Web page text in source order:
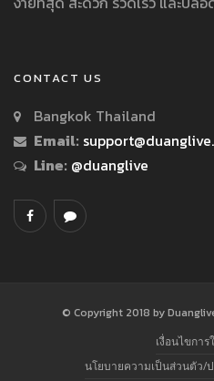
CONTACT US
Bangkok Thailand
Email:
Line: @duanglive
© Copyright 2018 by
เงื่อนไขการ
นโยบายความเป็นส่วนตัว/